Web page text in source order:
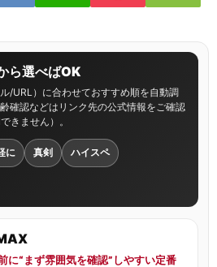
ら選べばOK
/URL）に合わせておすすめ順を自動調
確認などはリンク先の公式情報をご確認
きません）。
に 真剣 ハイスペ
に“まず雰囲気を確認”しやすい定番